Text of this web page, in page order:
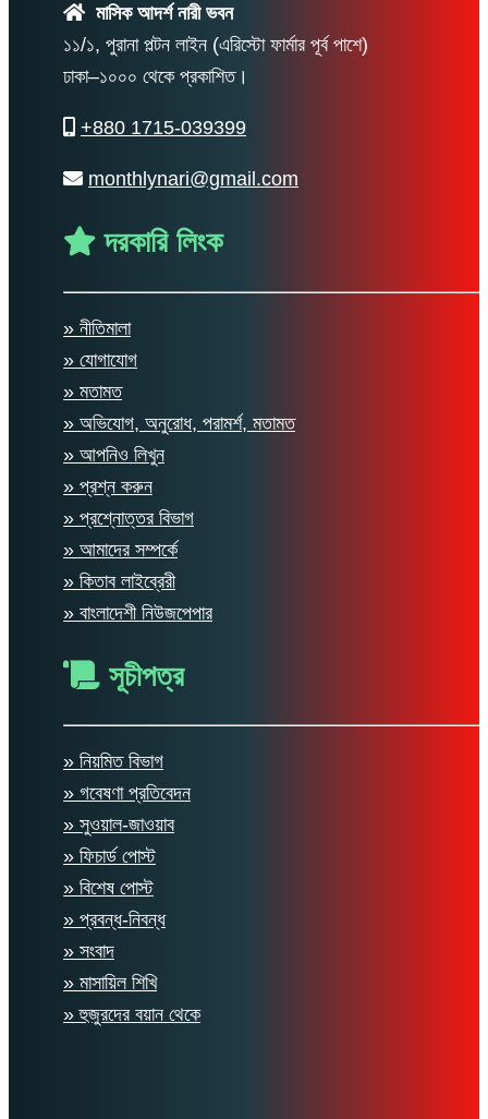
মাসিক আদর্শ নারী ভবন
১১/১, পুরানা পল্টন লাইন (এরিস্টো ফার্মার পূর্ব পাশে)
ঢাকা–১০০০ থেকে প্রকাশিত।
+880 1715-039399
monthlynari@gmail.com
দরকারি লিংক
» নীতিমালা
» যোগাযোগ
» মতামত
» অভিযোগ, অনুরোধ, পরামর্শ, মতামত
» আপনিও লিখুন
» প্রশ্ন করুন
» প্রশ্নোত্তর বিভাগ
» আমাদের সম্পর্কে
» কিতাব লাইব্রেরী
» বাংলাদেশী নিউজপেপার
সূচীপত্র
» নিয়মিত বিভাগ
» গবেষণা প্রতিবেদন
» সুওয়াল-জাওয়াব
» ফিচার্ড পোস্ট
» বিশেষ পোস্ট
» প্রবন্ধ-নিবন্ধ
» সংবাদ
» মাসায়িল শিখি
» হুজুরদের বয়ান থেকে